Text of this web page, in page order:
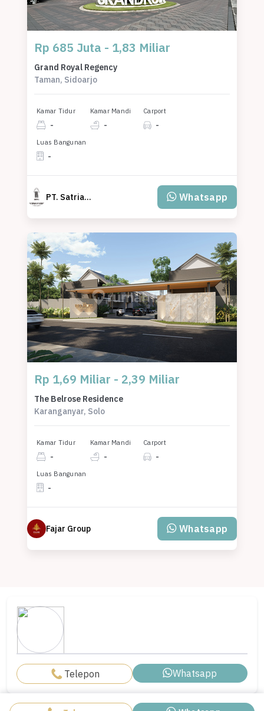
Rp 685 Juta - 1,83 Miliar
Grand Royal Regency
Taman, Sidoarjo
Kamar Tidur
-
Kamar Mandi
-
Carport
-
Luas Bangunan
-
PT. Satriagraha Abdibuana Whatsapp
Rp 1,69 Miliar - 2,39 Miliar
The Belrose Residence
Karanganyar, Solo
Kamar Tidur
-
Kamar Mandi
-
Carport
-
Luas Bangunan
-
Fajar Group Whatsapp
Telepon Whatsapp